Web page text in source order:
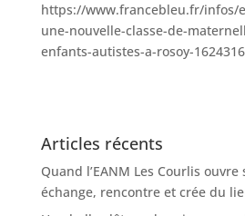
https://www.francebleu.fr/infos/
une-nouvelle-classe-de-
enfants-autistes-a-rosoy-
Articles récents
Quand l’EANM Les Courlis ouvre
échange, rencontre et crée du